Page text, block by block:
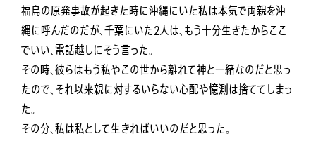
福島の原発事故が起きた時に沖縄にいた私は本気で両親を沖
縄に呼んだのだが、千葉にいた2人は、もう十分生きたからここ
でいい、電話越しにそう言った。
その時、彼らはもう私やこの世から離れて神と一緒なのだと思っ
たので、それ以来親に対するいらない心配や憶測は捨ててしまっ
た。
その分、私は私として生きればいいのだと思った。